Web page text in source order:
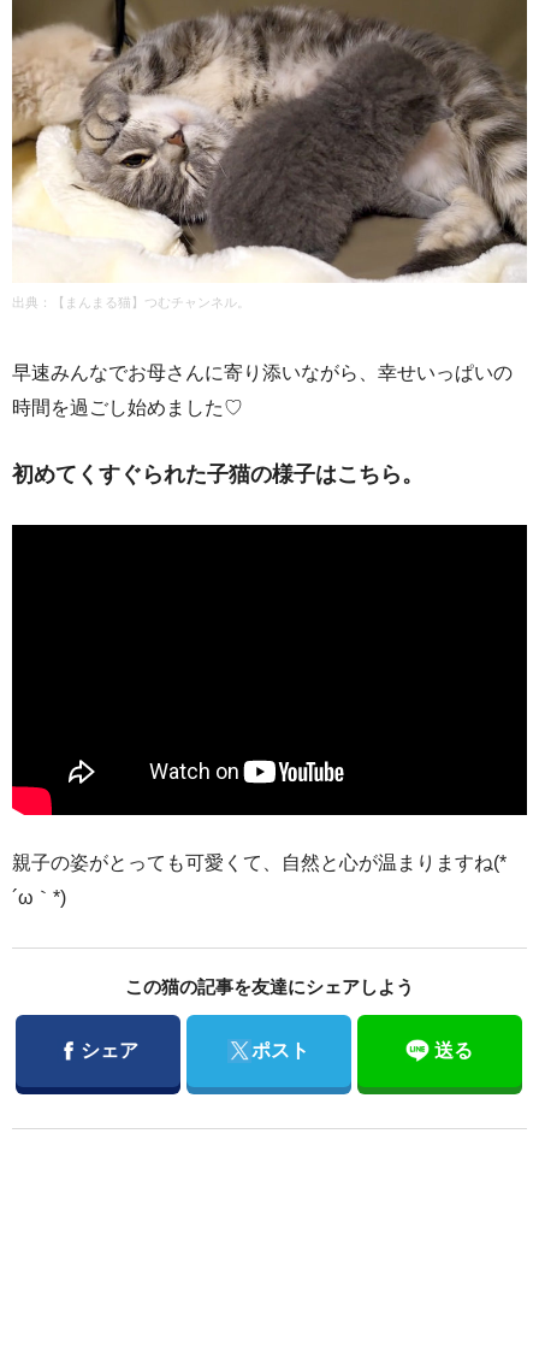
出典：【まんまる猫】つむチャンネル。
早速みんなでお母さんに寄り添いながら、幸せいっぱいの
時間を過ごし始めました♡
初めてくすぐられた子猫の様子はこちら。
親子の姿がとっても可愛くて、自然と心が温まりますね(*
´ω｀*)
この猫の記事を友達にシェアしよう
Facebook
シェア Twitter
ポスト 送る